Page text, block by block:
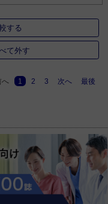
する
て外す
へ 1 2 3 次へ 最後